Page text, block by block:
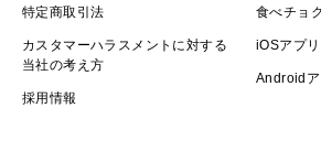
※皮が部分的に紫色や黒色にみえる
はありません。
特定商取引法
カスタマーハラスメントに対する
当社の考え方
採用情報
食べチョ
iOSアプリ
Androidア